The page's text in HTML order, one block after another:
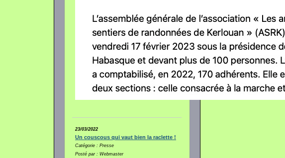
23/03/2022
Un couscous qui vaut bien la raclette !
Catégorie : Presse
Posté par : Webmaster